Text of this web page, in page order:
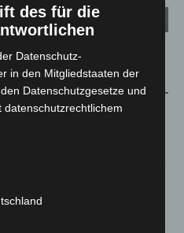
Susann Mehring zeigt ihre
Isernhagen
zwischen Hannover-West
des für die
Datenschutz-
in den Mitgliedstaaten der
Datenschutzgesetze und